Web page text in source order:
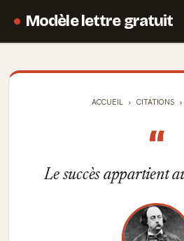
Modèle lettre gratuit
ACCUEIL CITATIONS
“
Le succès appartient